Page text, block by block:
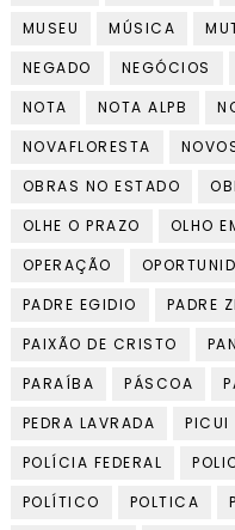
MUSEU
MÚSICA
NEGADO
NEGÓCIOS
NOTA
NOTA ALPB
NOVAFLORESTA
OBRAS NO ESTADO
OLHE O PRAZO
OLHO
OPERAÇÃO
PADRE EGIDIO
PADRE
PAIXÃO DE CRISTO
PARAÍBA
PÁSCOA
PEDRA LAVRADA
PICUI
POLÍCIA FEDERAL
POLÍTICO
POLTICA